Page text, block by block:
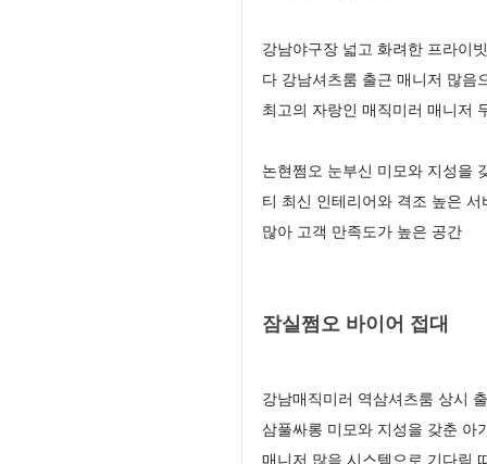
강남야구장 넓고 화려한 프라이
다 강남셔츠룸 출근 매니저 많음
최고의 자랑인 매직미러 매니저
논현쩜오 눈부신 미모와 지성을
티 최신 인테리어와 격조 높은
많아 고객 만족도가 높은 공간
잠실쩜오 바이어 접대
강남매직미러 역삼셔츠룸 상시
삼풀싸롱 미모와 지성을 갖춘 아
매니저 많음 시스템으로 기다림